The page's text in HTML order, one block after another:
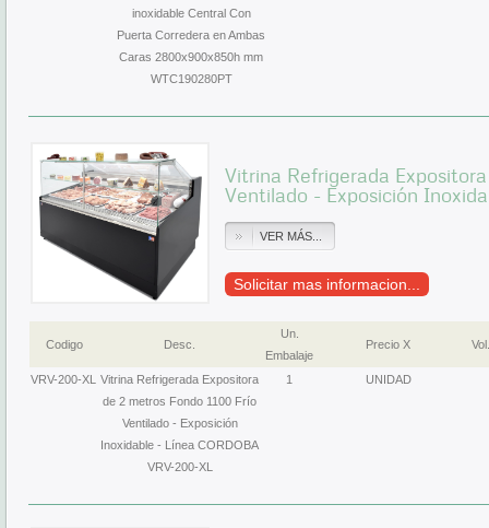
inoxidable Central Con
Puerta Corredera en Ambas
Caras 2800x900x850h mm
WTC190280PT
Vitrina Refrigerada
Ventilado - Exposición
VER MÁS...
Solicitar mas informacion...
Codigo Desc.
Un.
Embalaje
Precio X Vol.
VRV-200-XL
Vitrina Refrigerada Expositora
de 2 metros Fondo 1100 Frío
Ventilado - Exposición
Inoxidable - Línea CORDOBA
VRV-200-XL
1 UNIDAD